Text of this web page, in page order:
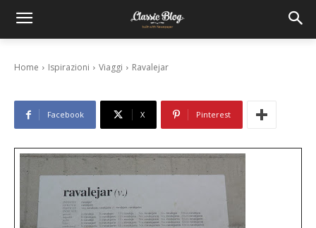
Home Ispirazioni Viaggi Ravalejar
Facebook X Pinterest